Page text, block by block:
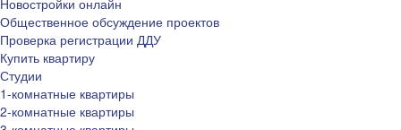
Новостройки онлайн
Общественное обсуждение проектов
Проверка регистрации ДДУ
Купить квартиру
Студии
1-комнатные квартиры
2-комнатные квартиры